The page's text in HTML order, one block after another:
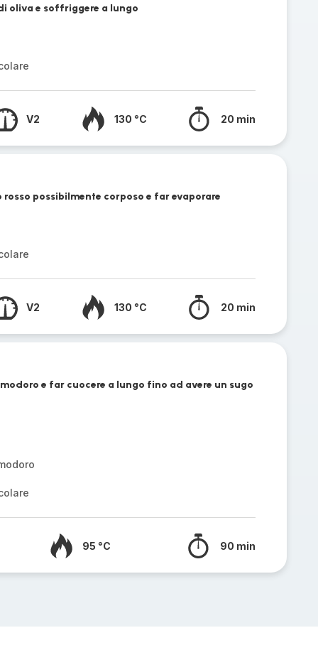
oliva e soffriggere a lungo
V2 130 °C 20 min
possibilmente corposo e far evaporare
V2 130 °C 20 min
e far cuocere a lungo fino ad avere un sugo
95 °C 90 min